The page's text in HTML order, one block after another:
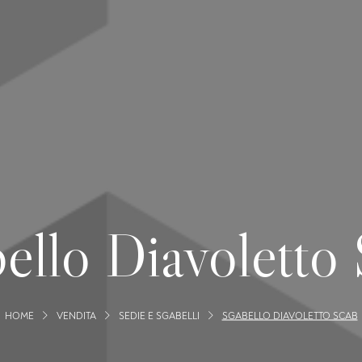
Diavoletto
HOME VENDITA SEDIE E SGABELLI SGABELLO DIAVOLETTO SCAB